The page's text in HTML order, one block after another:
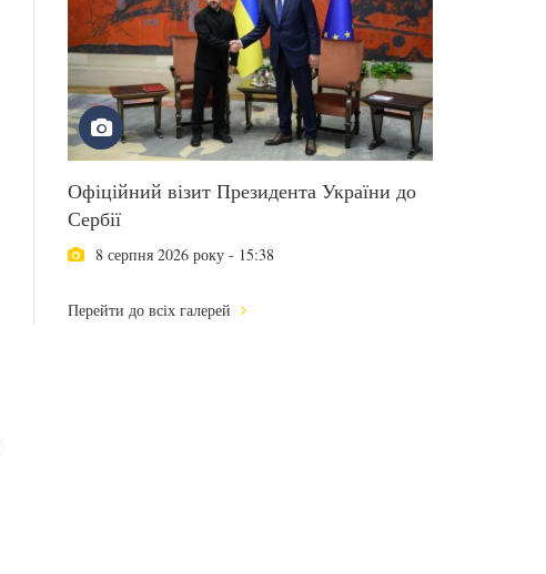
Офіційний візит Президента України до
Сербії
8 серпня 2026 року - 15:38
Перейти до всіх галерей